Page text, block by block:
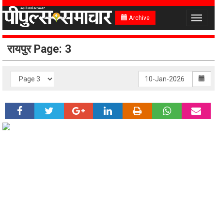
Archive
Toggle
रायपुर Page: 3